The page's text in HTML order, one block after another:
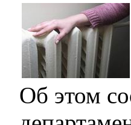
Об этом